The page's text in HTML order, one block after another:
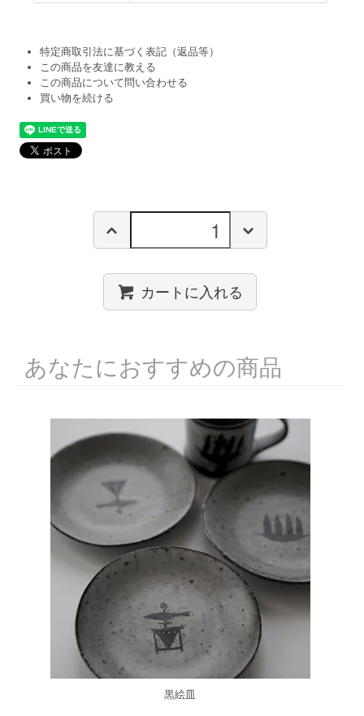
特定商取引法に基づく表記（返品等）
この商品を友達に教える
この商品について問い合わせる
買い物を続ける
カートに入れる
あなたにおすすめの商品
黒絵皿